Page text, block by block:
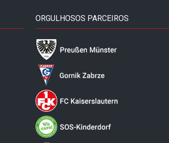
ORGULHOSOS PARCEIROS